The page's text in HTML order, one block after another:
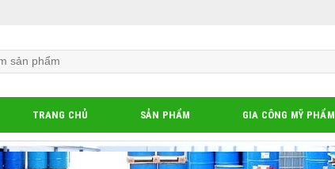
TRANG CHỦ SẢN PHẨM GIA CÔNG MỸ PHẨM